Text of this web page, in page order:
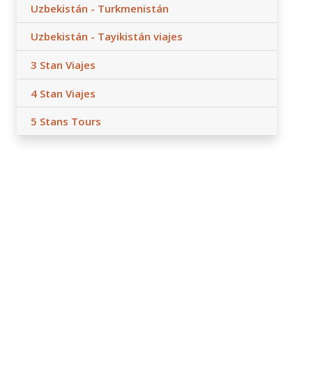
Uzbekistán - Turkmenistán
Uzbekistán - Tayikistán viajes
3 Stan Viajes
4 Stan Viajes
5 Stans Tours